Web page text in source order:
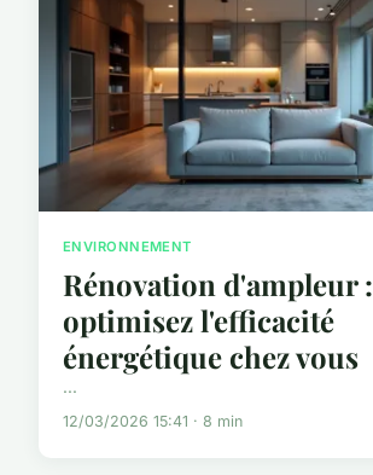
ENVIRONNEMENT
Rénovation d'ampleur :
optimisez l'efficacité
énergétique chez vous
...
12/03/2026 15:41 · 8 min